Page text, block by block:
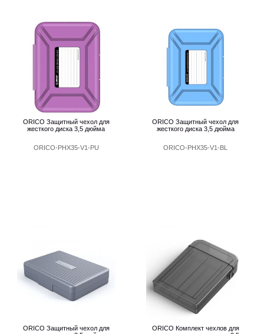
ORICO Защитный чехол для
жесткого диска 3,5 дюйма
ORICO-PHX35-V1-PU
ORICO Защитный чехол для
жесткого диска 3,5 дюйма
ORICO-PHX35-V1-BL
ORICO Защитный чехол для
ORICO Комплект чехлов для